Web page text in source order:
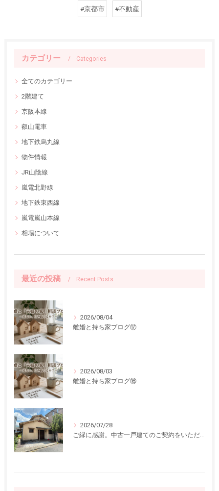
#京都市 #不動産
カテゴリー Categories
全てのカテゴリー
2階建て
京阪本線
叡山電車
地下鉄烏丸線
物件情報
JR山陰線
嵐電北野線
地下鉄東西線
嵐電嵐山本線
相場について
最近の投稿 Recent Posts
2026/08/04
離婚と持ち家ブログ⑰
2026/08/03
離婚と持ち家ブログ⑯
2026/07/28
ご縁に感謝。中古一戸建てのご契約をいただきました